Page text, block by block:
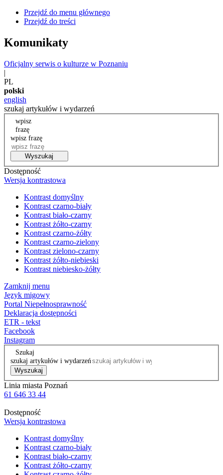
Przejdź do menu głównego
Przejdź do treści
Komunikaty
Oficjalny serwis o kulturze w Poznaniu
|
PL
polski
english
szukaj artykułów i wydarzeń
wpisz
frazę
wpisz frazę
Wyszukaj
Dostępność
Wersja kontrastowa
Kontrast domyślny
Kontrast czarno-biały
Kontrast biało-czarny
Kontrast żółto-czarny
Kontrast czarno-żółty
Kontrast czarno-zielony
Kontrast zielono-czarny
Kontrast żółto-niebieski
Kontrast niebiesko-żółty
Zamknij menu
Język migowy
Portal Niepełnosprawność
Deklaracja dostępności
ETR - tekst
Facebook
Instagram
Szukaj
szukaj artykułów i wydarzeń
Wyszukaj
Linia miasta Poznań
61 646 33 44
Dostępność
Wersja kontrastowa
Kontrast domyślny
Kontrast czarno-biały
Kontrast biało-czarny
Kontrast żółto-czarny